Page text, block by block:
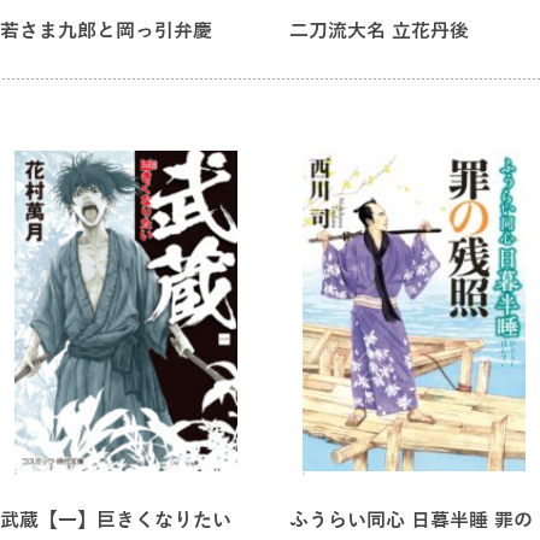
若さま九郎と岡っ引弁慶 二刀流大名 立花丹後
武蔵【一】巨きくなりたい ふうらい同心 日暮半睡 罪の